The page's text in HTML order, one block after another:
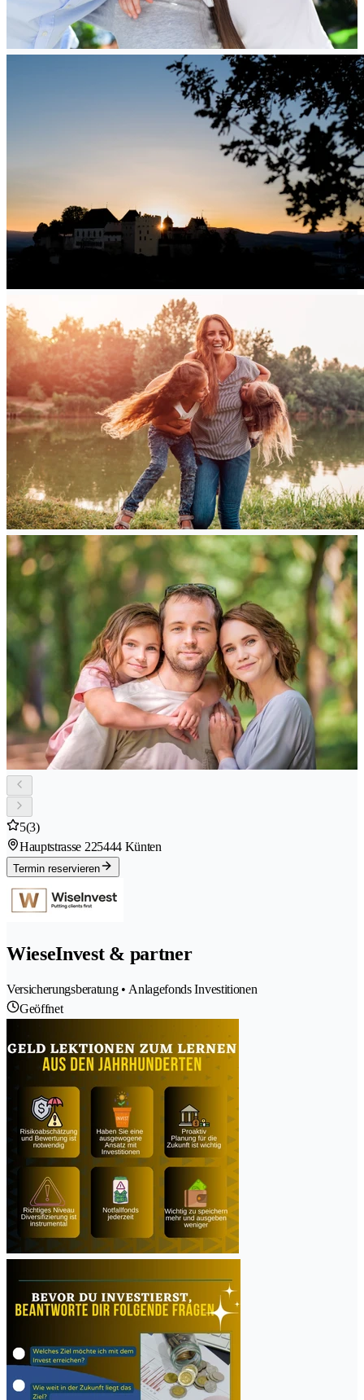
5(3)
Hauptstrasse 225444 Künten
Termin reservieren
WieseInvest & partner
Versicherungsberatung • Anlagefonds Investitionen
Geöffnet